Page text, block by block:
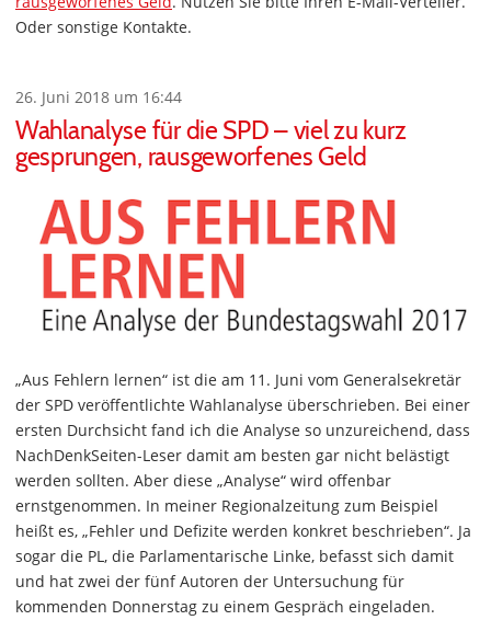
Oder sonstige Kontakte.
26. Juni 2018 um 16:44
Wahlanalyse für die SPD – viel zu kurz
gesprungen, rausgeworfenes Geld
„Aus Fehlern lernen“ ist die am 11. Juni vom Generalsekretär
der SPD veröffentlichte Wahlanalyse überschrieben. Bei einer
ersten Durchsicht fand ich die Analyse so unzureichend, dass
NachDenkSeiten-Leser damit am besten gar nicht belästigt
werden sollten. Aber diese „Analyse“ wird offenbar
ernstgenommen. In meiner Regionalzeitung zum Beispiel
heißt es, „Fehler und Defizite werden konkret beschrieben“. Ja
sogar die PL, die Parlamentarische Linke, befasst sich damit
und hat zwei der fünf Autoren der Untersuchung für
kommenden Donnerstag zu einem Gespräch eingeladen.